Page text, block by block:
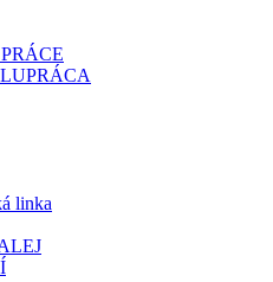
linka